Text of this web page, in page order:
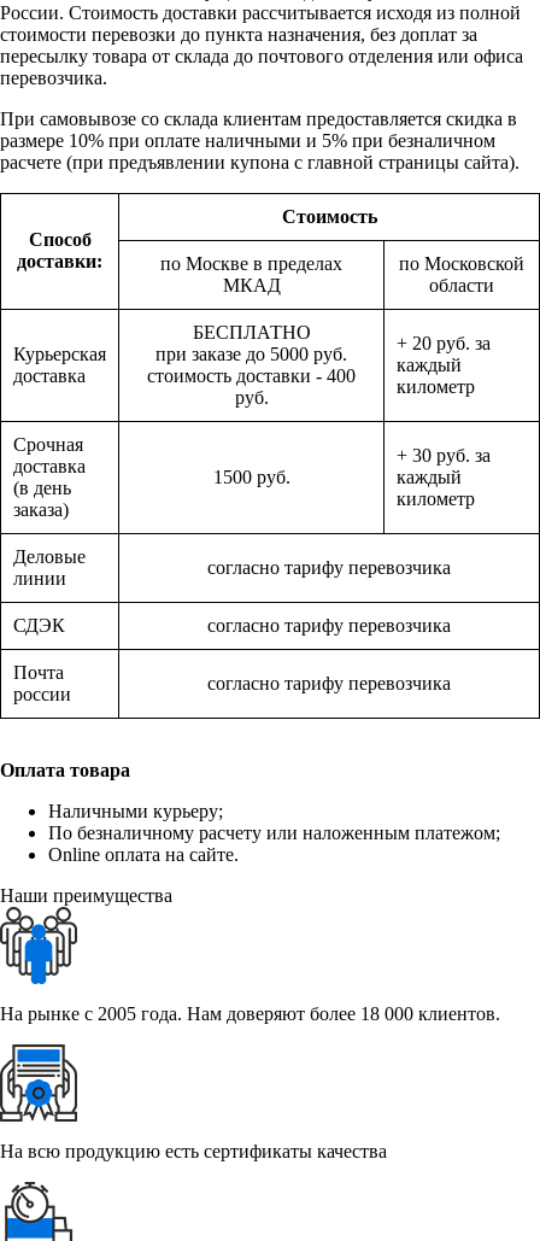
России. Стоимость доставки рассчитывается исходя из полной
стоимости перевозки до пункта назначения, без доплат за
пересылку товара от склада до почтового отделения или офиса
перевозчика.
При самовывозе со склада клиентам предоставляется скидка в
размере 10% при оплате наличными и 5% при безналичном
расчете (при предъявлении купона с главной страницы сайта).
Способ
доставки:
Стоимость
по Москве в пределах
МКАД
по Московской
области
Курьерская
доставка
БЕСПЛАТНО
при заказе до 5000 руб.
стоимость доставки - 400
руб.
+ 20 руб. за
каждый
километр
Срочная
доставка
(в день
заказа)
1500 руб.
+ 30 руб. за
каждый
километр
Деловые
линии
согласно тарифу перевозчика
СДЭК согласно тарифу перевозчика
Почта
россии
согласно тарифу перевозчика
Оплата товара
Наличными курьеру;
По безналичному расчету или наложенным платежом;
Online оплата на сайте.
Наши преимущества
На рынке с 2005 года. Нам доверяют более 18 000 клиентов.
На всю продукцию есть сертификаты качества